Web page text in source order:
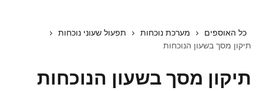
כל האוספים מערכת נוכחות
תפעול שעוני נוכחות
תיקון מסך בשעון הנוכחות
תיקון מסך בשעון הנוכחות